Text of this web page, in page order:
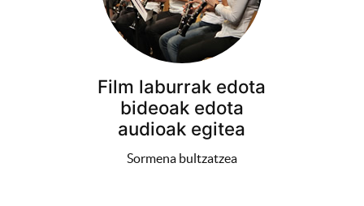
Film laburrak edota
bideoak edota
audioak egitea
Sormena bultzatzea